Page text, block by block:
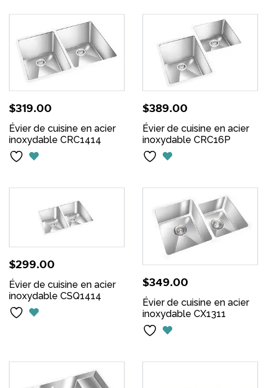
$319.00
Évier de cuisine en acier
inoxydable CRC1414
$389.00
Évier de cuisine en acier
inoxydable CRC16P
$299.00
Évier de cuisine en acier
inoxydable CSQ1414
$349.00
Évier de cuisine en acier
inoxydable CX1311